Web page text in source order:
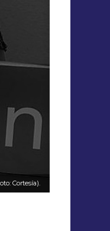
Cortesía).